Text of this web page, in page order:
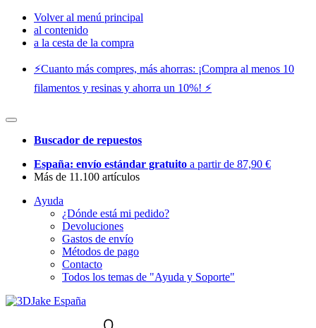
Volver al menú principal
al contenido
a la cesta de la compra
⚡️Cuanto más compres, más ahorras: ¡Compra al menos 10
filamentos y resinas y ahorra un 10%! ⚡️
Buscador de repuestos
España: envío estándar gratuito a partir de 87,90 €
Más de 11.100 artículos
Ayuda
¿Dónde está mi pedido?
Devoluciones
Gastos de envío
Métodos de pago
Contacto
Todos los temas de "Ayuda y Soporte"